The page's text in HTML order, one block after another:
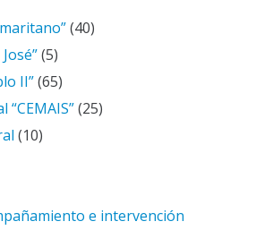
(40)
(5)
II”(65)
“CEMAIS”(25)
(10)
e intervención